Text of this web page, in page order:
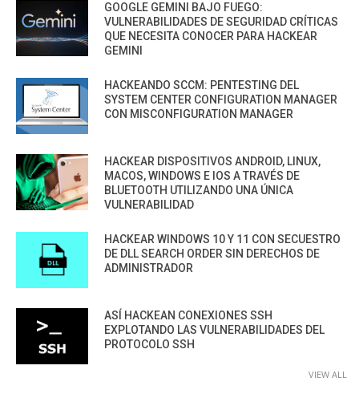
GOOGLE GEMINI BAJO FUEGO:
VULNERABILIDADES DE SEGURIDAD CRÍTICAS
QUE NECESITA CONOCER PARA HACKEAR
GEMINI
HACKEANDO SCCM: PENTESTING DEL
SYSTEM CENTER CONFIGURATION MANAGER
CON MISCONFIGURATION MANAGER
HACKEAR DISPOSITIVOS ANDROID, LINUX,
MACOS, WINDOWS E IOS A TRAVÉS DE
BLUETOOTH UTILIZANDO UNA ÚNICA
VULNERABILIDAD
HACKEAR WINDOWS 10 Y 11 CON SECUESTRO
DE DLL SEARCH ORDER SIN DERECHOS DE
ADMINISTRADOR
ASÍ HACKEAN CONEXIONES SSH
EXPLOTANDO LAS VULNERABILIDADES DEL
PROTOCOLO SSH
VIEW ALL